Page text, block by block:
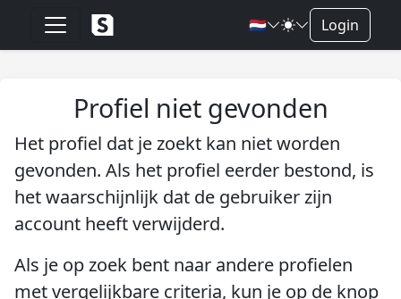
🇳🇱 Login
Profiel niet gevonden
Het profiel dat je zoekt kan niet worden
gevonden. Als het profiel eerder bestond, is
het waarschijnlijk dat de gebruiker zijn
account heeft verwijderd.
Als je op zoek bent naar andere profielen
met vergelijkbare criteria, kun je op de knop